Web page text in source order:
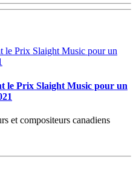
le Prix Slaight Music pour un
et compositeurs canadiens